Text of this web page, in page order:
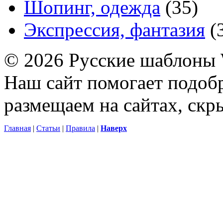
Шопинг, одежда (35)
Экспрессия, фантазия
© 2026 Русские шаблоны
Наш сайт помогает
размещаем на сайтах,
Главная | Статьи | Правила | Наверх